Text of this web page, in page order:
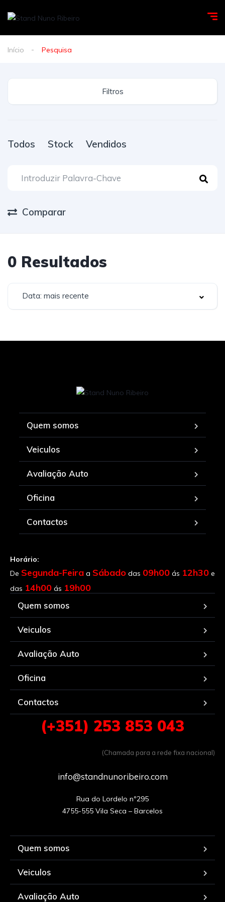
Início Pesquisa
Filtros
Todos Stock Vendidos
Comparar
0 Resultados
Data: mais recente
Quem somos
Veiculos
Avaliação Auto
Oficina
Contactos
Horário:
De Segunda-Feira a Sábado das 09h00 ás 12h30 e
das 14h00 ás 19h00
Quem somos
Veiculos
Avaliação Auto
Oficina
Contactos
(+351) 253 853 043
(Chamada para a rede fixa nacional)
info@standnunoribeiro.com
Rua do Lordelo nº295
Quem somos
Veiculos
Avaliação Auto